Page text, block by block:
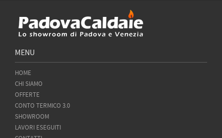
MENU
HOME
CHI SIAMO
OFFERTE
CONTO TERMICO 3.0
SHOWROOM
LAVORI ESEGUITI